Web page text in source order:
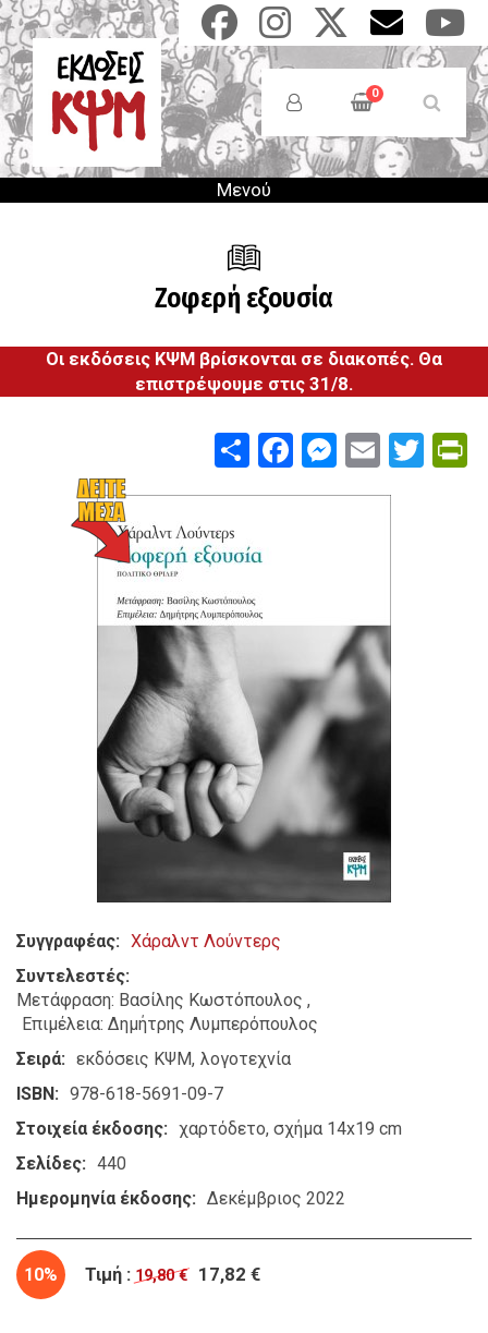
Παράκαμψη
προς
το
κυρίως
περιεχόμενο
Anonymous
Users
Menu
0
Μενού
Ζοφερή εξουσία
Οι εκδόσεις ΚΨΜ βρίσκονται σε διακοπές. Θα
επιστρέψουμε στις 31/8.
ShareFacebook
Email
Συγγραφέας
Χάραλντ Λούντερς
Συντελεστές
Μετάφραση: Βασίλης Κωστόπουλος
Επιμέλεια: Δημήτρης Λυμπερόπουλος
Σειρά
εκδόσεις ΚΨΜ λογοτεχνία
ISBN
978-618-5691-09-7
Στοιχεία έκδοσης
χαρτόδετο, σχήμα 14x19 cm
Σελίδες
440
Ημερομηνία έκδοσης
Δεκέμβριος 2022
10% Τιμή : 19,80 € 17,82 €